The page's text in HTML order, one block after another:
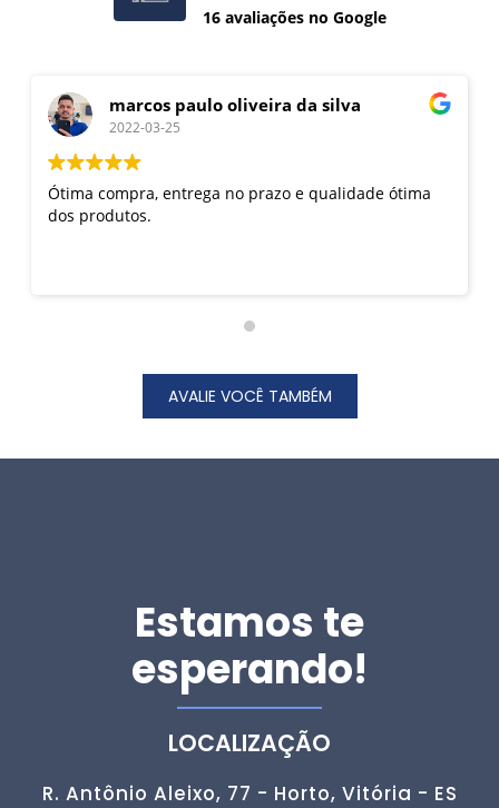
16 avaliações no Google
marcos paulo oliveira da silva
2022-03-25
Ótima compra, entrega no prazo e qualidade ótima
dos produtos.
AVALIE VOCÊ TAMBÉM
Estamos te
esperando!
LOCALIZAÇÃO
R. Antônio Aleixo, 77 - Horto, Vitória - ES